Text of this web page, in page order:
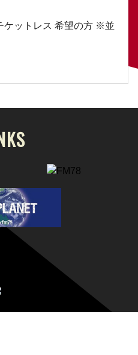
ケットレス 希望の方 ※並